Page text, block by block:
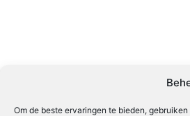
Om de beste ervaringen te bieden,